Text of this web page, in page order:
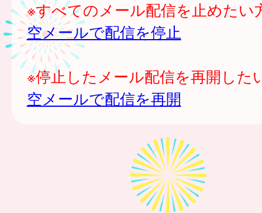
※すべてのメール配信を止めたい
空メールで配信を停止
※停止したメール配信を再開した
空メールで配信を再開